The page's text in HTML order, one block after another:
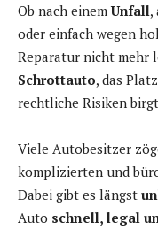
Ob nach einemUnfall,
oder einfach wegen
Reparatur nicht mehr
Schrottauto, das
rechtliche Risiken
Viele Autobesitzer
komplizierten und
Dabei gibt es längst
Auto schnell, legal